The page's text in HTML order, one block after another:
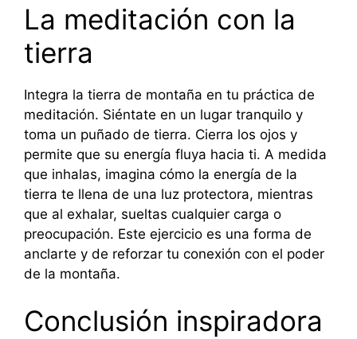
La meditación con la
tierra
Integra la tierra de montaña en tu práctica de
meditación. Siéntate en un lugar tranquilo y
toma un puñado de tierra. Cierra los ojos y
permite que su energía fluya hacia ti. A medida
que inhalas, imagina cómo la energía de la
tierra te llena de una luz protectora, mientras
que al exhalar, sueltas cualquier carga o
preocupación. Este ejercicio es una forma de
anclarte y de reforzar tu conexión con el poder
de la montaña.
Conclusión inspiradora